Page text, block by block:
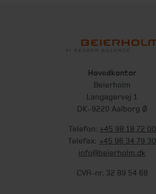
Hovedkontor
Beierholm
Langagervej 1
DK-9220 Aalborg Ø
Telefon: +45 98 18 72 00
Telefax: +45 96 34 79 30
info@beierholm.dk
CVR-nr. 32 89 54 68